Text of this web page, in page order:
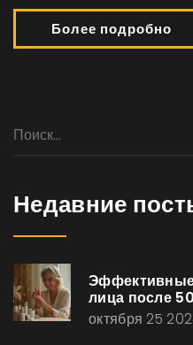
Более подробно
Недавние
лица после
октября 25